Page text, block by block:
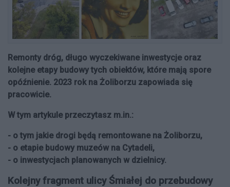
Remonty dróg, długo wyczekiwane inwestycje oraz
kolejne etapy budowy tych obiektów, które mają spore
opóźnienie. 2023 rok na Żoliborzu zapowiada się
pracowicie.
W tym artykule przeczytasz m.in.:
- o tym jakie drogi będą remontowane na Żoliborzu,
- o etapie budowy muzeów na Cytadeli,
- o inwestycjach planowanych w dzielnicy.
Kolejny fragment ulicy Śmiałej do przebudowy